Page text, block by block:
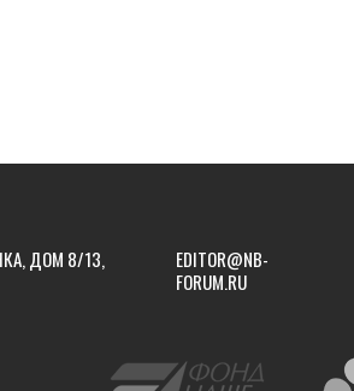
ДОМ 8/13,
EDITOR@NB-
FORUM.RU